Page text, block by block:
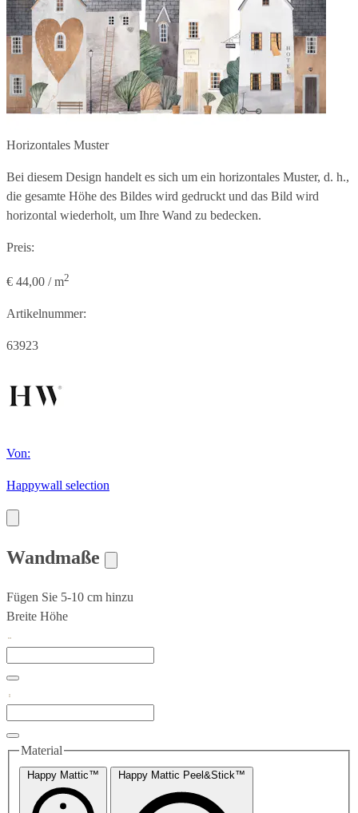
Horizontales Muster
Bei diesem Design handelt es sich um ein horizontales Muster, d. h.,
die gesamte Höhe des Bildes wird gedruckt und das Bild wird
horizontal wiederholt, um Ihre Wand zu bedecken.
Preis:
€ 44,00 / m2
Artikelnummer:
63923
Von:
Happywall selection
Wandmaße
Fügen Sie 5-10 cm hinzu
Breite Höhe
Material
Happy Mattic™ Happy Mattic Peel&Stick™